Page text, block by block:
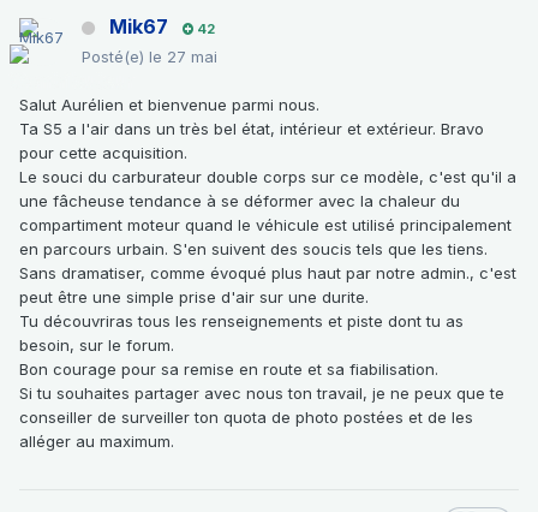
Mik67 42
Posté(e) le 27 mai
Salut Aurélien et bienvenue parmi nous.
Ta S5 a l'air dans un très bel état, intérieur et extérieur. Bravo
pour cette acquisition.
Le souci du carburateur double corps sur ce modèle, c'est qu'il a
une fâcheuse tendance à se déformer avec la chaleur du
compartiment moteur quand le véhicule est utilisé principalement
en parcours urbain. S'en suivent des soucis tels que les tiens.
Sans dramatiser, comme évoqué plus haut par notre admin., c'est
peut être une simple prise d'air sur une durite.
Tu découvriras tous les renseignements et piste dont tu as
besoin, sur le forum.
Bon courage pour sa remise en route et sa fiabilisation.
Si tu souhaites partager avec nous ton travail, je ne peux que te
conseiller de surveiller ton quota de photo postées et de les
alléger au maximum.